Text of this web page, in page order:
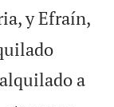
y Efraín,
a